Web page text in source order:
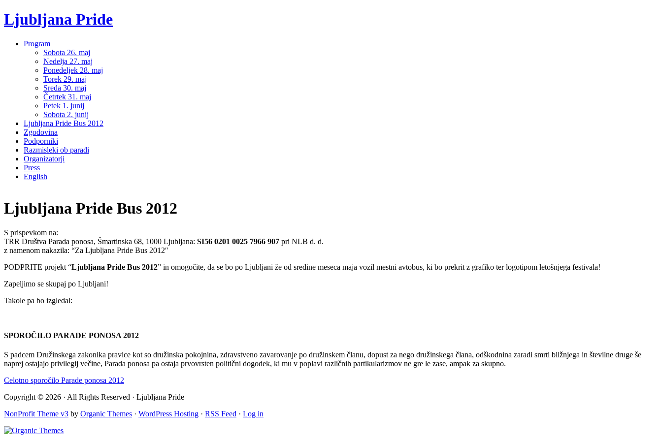
Ljubljana Pride
Program
Sobota 26. maj
Nedelja 27. maj
Ponedeljek 28. maj
Torek 29. maj
Sreda 30. maj
Četrtek 31. maj
Petek 1. junij
Sobota 2. junij
Ljubljana Pride Bus 2012
Zgodovina
Podporniki
Razmisleki ob paradi
Organizatorji
Press
English
Ljubljana Pride Bus 2012
S prispevkom na:
TRR Društva Parada ponosa, Šmartinska 68, 1000 Ljubljana: SI56 0201 0025 7966 907 pri NLB d. d.
z namenom nakazila: “Za Ljubljana Pride Bus 2012″
PODPRITE projekt “Ljubljana Pride Bus 2012” in omogočite, da se bo po Ljubljani že od sredine meseca maja vozil mestni avtobus, ki bo prekrit z grafiko ter logotipom letošnjega festivala!
Zapeljimo se skupaj po Ljubljani!
Takole pa bo izgledal:
SPOROČILO PARADE PONOSA 2012
S padcem Družinskega zakonika pravice kot so družinska pokojnina, zdravstveno zavarovanje po družinskem članu, dopust za nego družinskega člana, odškodnina zaradi smrti bližnjega in številne druge še
naprej ostajajo privilegij večine, Parada ponosa pa ostaja prvovrsten politični dogodek, ki mu v poplavi različnih partikularizmov ne gre le zase, ampak za skupno.
Celotno sporočilo Parade ponosa 2012
Copyright © 2026 · All Rights Reserved · Ljubljana Pride
NonProfit Theme v3 by Organic Themes · WordPress Hosting · RSS Feed · Log in